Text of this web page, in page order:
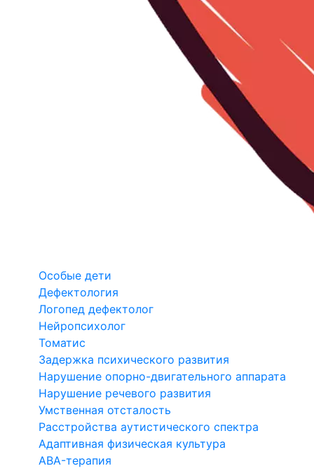
Особые дети
Дефектология
Логопед дефектолог
Нейропсихолог
Томатис
Задержка психического развития
Нарушение опорно-двигательного аппарата
Нарушение речевого развития
Умственная отсталость
Расстройства аутистического спектра
Адаптивная физическая культура
ABA-терапия